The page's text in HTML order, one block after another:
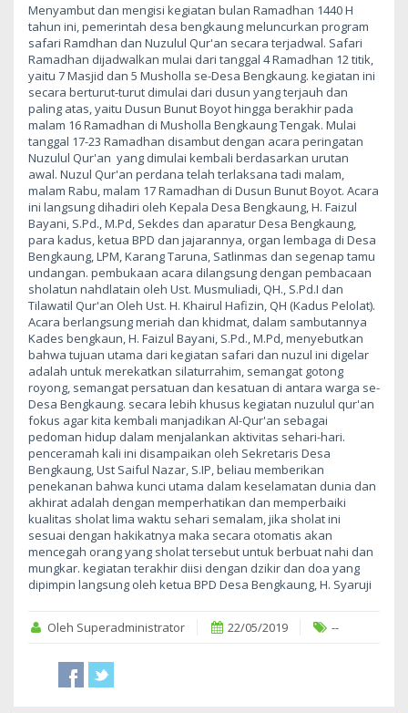
Menyambut dan mengisi kegiatan bulan Ramadhan 1440 H
tahun ini, pemerintah desa bengkaung meluncurkan program
safari Ramdhan dan Nuzulul Qur'an secara terjadwal. Safari
Ramadhan dijadwalkan mulai dari tanggal 4 Ramadhan 12 titik,
yaitu 7 Masjid dan 5 Musholla se-Desa Bengkaung. kegiatan ini
secara berturut-turut dimulai dari dusun yang terjauh dan
paling atas, yaitu Dusun Bunut Boyot hingga berakhir pada
malam 16 Ramadhan di Musholla Bengkaung Tengak. Mulai
tanggal 17-23 Ramadhan disambut dengan acara peringatan
Nuzulul Qur'an yang dimulai kembali berdasarkan urutan
awal. Nuzul Qur'an perdana telah terlaksana tadi malam,
malam Rabu, malam 17 Ramadhan di Dusun Bunut Boyot. Acara
ini langsung dihadiri oleh Kepala Desa Bengkaung, H. Faizul
Bayani, S.Pd., M.Pd, Sekdes dan aparatur Desa Bengkaung,
para kadus, ketua BPD dan jajarannya, organ lembaga di Desa
Bengkaung, LPM, Karang Taruna, Satlinmas dan segenap tamu
undangan. pembukaan acara dilangsung dengan pembacaan
sholatun nahdlatain oleh Ust. Musmuliadi, QH., S.Pd.I dan
Tilawatil Qur'an Oleh Ust. H. Khairul Hafizin, QH (Kadus Pelolat).
Acara berlangsung meriah dan khidmat, dalam sambutannya
Kades bengkaun, H. Faizul Bayani, S.Pd., M.Pd, menyebutkan
bahwa tujuan utama dari kegiatan safari dan nuzul ini digelar
adalah untuk merekatkan silaturrahim, semangat gotong
royong, semangat persatuan dan kesatuan di antara warga se-
Desa Bengkaung. secara lebih khusus kegiatan nuzulul qur'an
fokus agar kita kembali manjadikan Al-Qur'an sebagai
pedoman hidup dalam menjalankan aktivitas sehari-hari.
penceramah kali ini disampaikan oleh Sekretaris Desa
Bengkaung, Ust Saiful Nazar, S.IP, beliau memberikan
penekanan bahwa kunci utama dalam keselamatan dunia dan
akhirat adalah dengan memperhatikan dan memperbaiki
kualitas sholat lima waktu sehari semalam, jika sholat ini
sesuai dengan hakikatnya maka secara otomatis akan
mencegah orang yang sholat tersebut untuk berbuat nahi dan
mungkar. kegiatan terakhir diisi dengan dzikir dan doa yang
dipimpin langsung oleh ketua BPD Desa Bengkaung, H. Syaruji
Oleh Superadministrator 22/05/2019 --